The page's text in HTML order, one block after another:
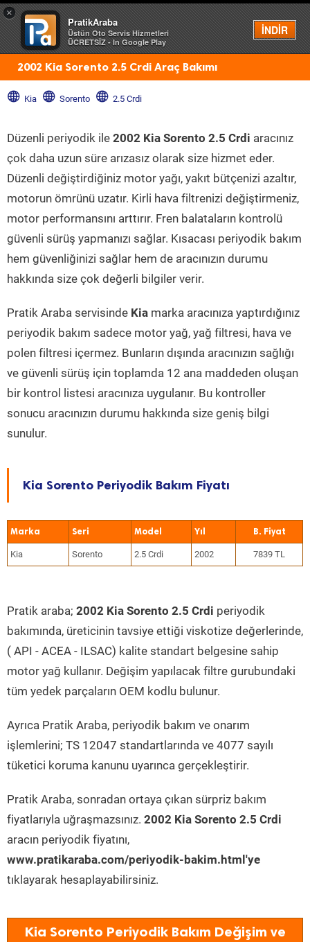
×
PratikAraba
Üstün Oto Servis Hizmetleri
ÜCRETSİZ - In Google Play
İNDİR
Menü
2002 Kia Sorento 2.5 Crdi Araç Bakımı
Kia Sorento 2.5 Crdi
Düzenli periyodik ile 2002 Kia Sorento 2.5 Crdi aracınız
çok daha uzun süre arızasız olarak size hizmet eder.
Düzenli değiştirdiğiniz motor yağı, yakıt bütçenizi azaltır,
motorun ömrünü uzatır. Kirli hava filtrenizi değiştirmeniz,
motor performansını arttırır. Fren balataların kontrolü
güvenli sürüş yapmanızı sağlar. Kısacası periyodik bakım
hem güvenliğinizi sağlar hem de aracınızın durumu
hakkında size çok değerli bilgiler verir.
Pratik Araba servisinde Kia marka aracınıza yaptırdığınız
periyodik bakım sadece motor yağ, yağ filtresi, hava ve
polen filtresi içermez. Bunların dışında aracınızın sağlığı
ve güvenli sürüş için toplamda 12 ana maddeden oluşan
bir kontrol listesi aracınıza uygulanır. Bu kontroller
sonucu aracınızın durumu hakkında size geniş bilgi
sunulur.
Kia Sorento Periyodik Bakım Fiyatı
Marka Seri Model Yıl
Kia Sorento 2.5 Crdi 2002 7839 TL
Pratik araba; 2002 Kia Sorento 2.5 Crdi periyodik
bakımında, üreticinin tavsiye ettiği viskotize değerlerinde,
( API - ACEA - ILSAC) kalite standart belgesine sahip
motor yağ kullanır. Değişim yapılacak filtre gurubundaki
tüm yedek parçaların OEM kodlu bulunur.
Ayrıca Pratik Araba, periyodik bakım ve onarım
işlemlerini; TS 12047 standartlarında ve 4077 sayılı
tüketici koruma kanunu uyarınca gerçekleştirir.
Pratik Araba, sonradan ortaya çıkan sürpriz bakım
fiyatlarıyla uğraşmazsınız. 2002 Kia Sorento 2.5 Crdi
aracın periyodik fiyatını,
www.pratikaraba.com/periyodik-bakim.html'ye
tıklayarak hesaplayabilirsiniz.
Kia Sorento Periyodik Bakım Değişim ve